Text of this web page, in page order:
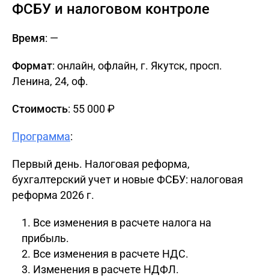
ФСБУ и налоговом контроле
Время: —
Формат: онлайн, офлайн, г. Якутск, просп.
Ленина, 24, oф.
Стоимость: 55 000 ₽
Программа:
Первый день. Налоговая реформа,
бухгалтерский учет и новые ФСБУ: налоговая
реформа 2026 г.
Все изменения в расчете налога на
прибыль.
Все изменения в расчете НДС.
Изменения в расчете НДФЛ.